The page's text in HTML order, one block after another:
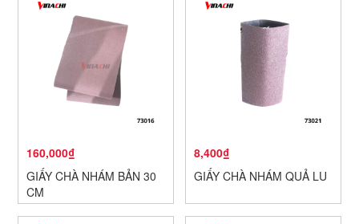
160,000₫
GIẤY CHÀ NHÁM BẢN 30
CM
8,400₫
GIẤY CHÀ NHÁM QUẢ LU